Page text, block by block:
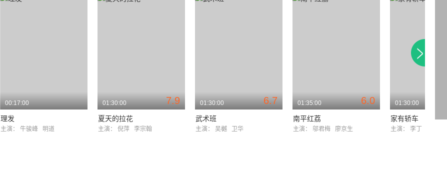
00:17:00
理发
主演： 牛骏峰 明道
7.9
01:30:00
夏天的拉花
主演： 倪萍 李宗翰
6.7
01:30:00
武术班
主演： 吴樾 卫华
6.0
01:35:00
南平红荔
主演： 邬君梅 廖京生
01:30:00
家有轿车
主演： 李丁